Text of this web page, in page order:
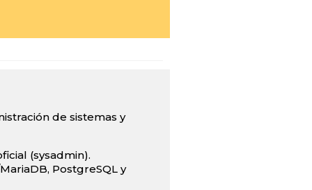
de sistemas y
(sysadmin).
PostgreSQL y